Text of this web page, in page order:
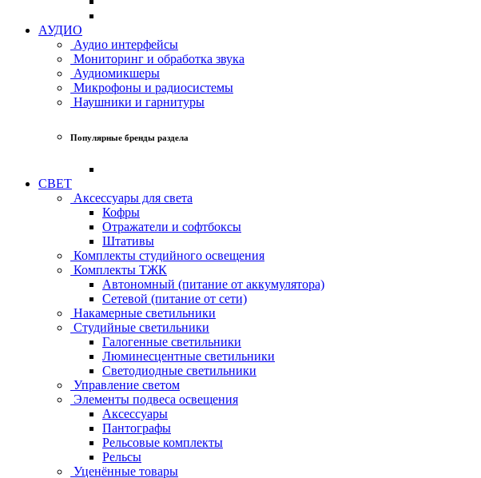
АУДИО
Аудио интерфейсы
Мониторинг и обработка звука
Аудиомикшеры
Микрофоны и радиосистемы
Наушники и гарнитуры
Популярные бренды раздела
СВЕТ
Аксессуары для света
Кофры
Отражатели и софтбоксы
Штативы
Комплекты студийного освещения
Комплекты ТЖК
Автономный (питание от аккумулятора)
Сетевой (питание от сети)
Накамерные светильники
Студийные светильники
Галогенные светильники
Люминесцентные светильники
Светодиодные светильники
Управление светом
Элементы подвеса освещения
Аксессуары
Пантографы
Рельсовые комплекты
Рельсы
Уценённые товары